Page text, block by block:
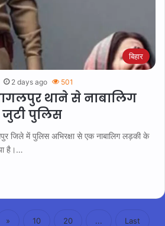
बिहार
2 days ago 501
थाने से नाबालिग
पुलिस
जिले में पुलिस अभिरक्षा से एक नाबालिग लड़की के
है।…
» 10 20 ... Last